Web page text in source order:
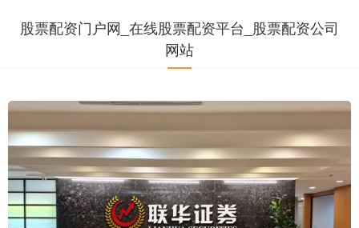
股票配资门户网_在线股票配资平台_股票配资公司
网站